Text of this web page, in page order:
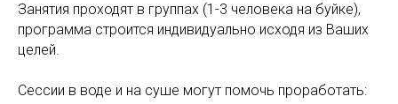
Занятия проходят в группах (1-3 человека на буйке),
программа строится индивидуально исходя из Ваших
целей.
Сессии в воде и на суше могут помочь проработать: